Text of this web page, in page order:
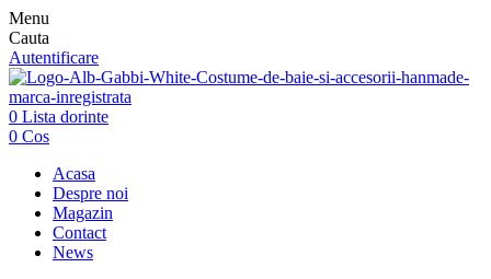
Menu
Cauta
Autentificare
0 Lista dorinte
0 Cos
Acasa
Despre noi
Magazin
Contact
News